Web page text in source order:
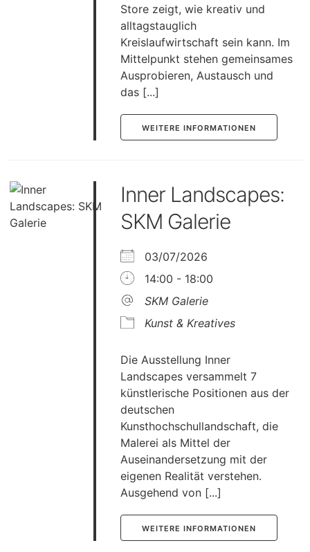
Store zeigt, wie kreativ und
alltagstauglich
Kreislaufwirtschaft sein kann. Im
Mittelpunkt stehen gemeinsames
Ausprobieren, Austausch und
das [...]
WEITERE INFORMATIONEN
Inner Landscapes:
SKM Galerie
03/07/2026
14:00 - 18:00
SKM Galerie
Kunst & Kreatives
Die Ausstellung Inner
Landscapes versammelt 7
künstlerische Positionen aus der
deutschen
Kunsthochschullandschaft, die
Malerei als Mittel der
Auseinandersetzung mit der
eigenen Realität verstehen.
Ausgehend von [...]
WEITERE INFORMATIONEN